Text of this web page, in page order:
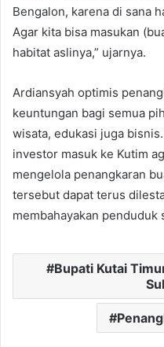
Bengalon, karena di sana
Agar kita bisa masukan
habitat aslinya,” ujarnya.
Ardiansyah optimis
keuntungan bagi semua
wisata, edukasi juga
investor masuk ke Kutim
mengelola penangkaran
tersebut dapat terus
membahayakan
Bupati Kutai